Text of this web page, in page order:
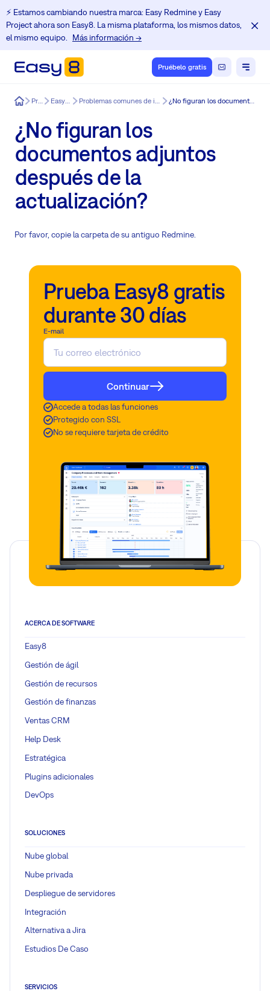
⚡️ Estamos cambiando nuestra marca: Easy Redmine y Easy
Project ahora son Easy8. La misma plataforma, los mismos datos,
el mismo equipo.
Más información →
Pruébelo gratis
Easy8 Producto Easy8 funciones Problemas comunes de instalación y actualización de Redmine ¿No figuran los documentos adjuntos después de la actualización?
¿No figuran los
documentos adjuntos
después de la
actualización?
Por favor, copie la carpeta de su antiguo Redmine.
Prueba Easy8 gratis
durante 30 días
E-mail
Continuar
Accede a todas las funciones
Protegido con SSL
No se requiere tarjeta de crédito
ACERCA DE SOFTWARE
Easy8
Gestión de ágil
Gestión de recursos
Gestión de finanzas
Ventas CRM
Help Desk
Estratégica
Plugins adicionales
DevOps
SOLUCIONES
Nube global
Nube privada
Despliegue de servidores
Integración
Alternativa a Jira
Estudios De Caso
SERVICIOS